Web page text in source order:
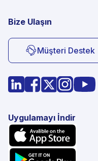
Bize Ulaşın
Müşteri Destek
Uygulamayı İndir